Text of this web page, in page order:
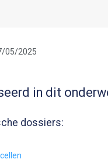
05/2025
in dit
dossiers: